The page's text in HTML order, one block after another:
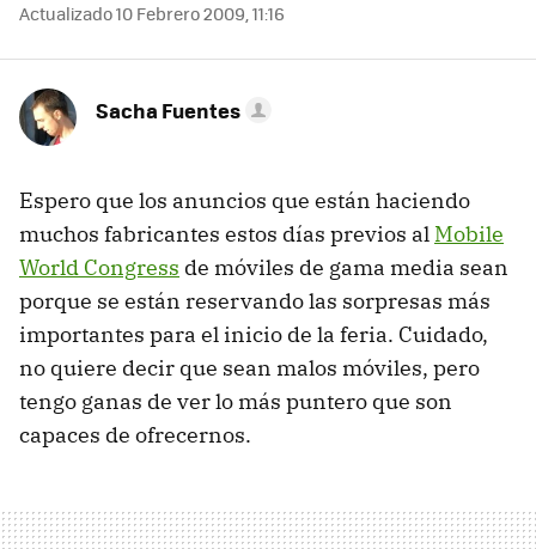
Actualizado 10 Febrero 2009, 11:16
Sacha Fuentes
Espero que los anuncios que están haciendo
muchos fabricantes estos días previos al Mobile
World Congress de móviles de gama media sean
porque se están reservando las sorpresas más
importantes para el inicio de la feria. Cuidado,
no quiere decir que sean malos móviles, pero
tengo ganas de ver lo más puntero que son
capaces de ofrecernos.